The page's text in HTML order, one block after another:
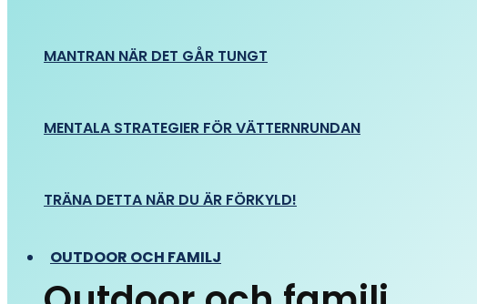
MANTRAN NÄR DET GÅR TUNGT
MENTALA STRATEGIER FÖR VÄTTERNRUNDAN
TRÄNA DETTA NÄR DU ÄR FÖRKYLD!
OUTDOOR OCH FAMILJ